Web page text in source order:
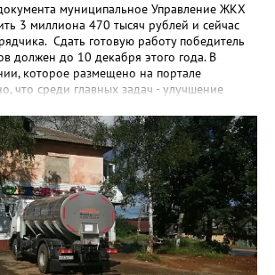
муниципальное Управление ЖКХ
3 миллиона 470 тысяч рублей и сейчас
Сдать готовую работу победитель
должен до 10 декабря этого года. В
которое размещено на портале
что среди главных задач - улучшение
систем. Кроме электронных
нужно разработать предложения по
водоснабжения и канализации,
а также представить перечень
и возможные сценарии развития этой
В июне 2025 года
о подобных торгах. Тогда цена
в три раза выше - 9 миллионов 13 тысяч
работ была разработка электронной